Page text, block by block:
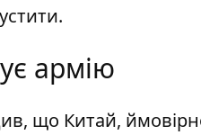
армію
що Китай,